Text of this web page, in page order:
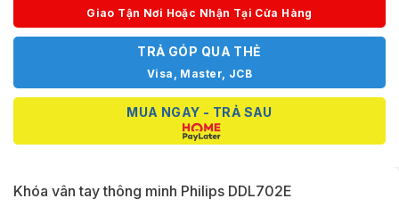
Giao Tận Nơi Hoặc Nhận Tại Cửa Hàng
TRẢ GÓP QUA THẺ
Visa, Master, JCB
MUA NGAY - TRẢ SAU
Khóa vân tay thông minh Philips DDL702E